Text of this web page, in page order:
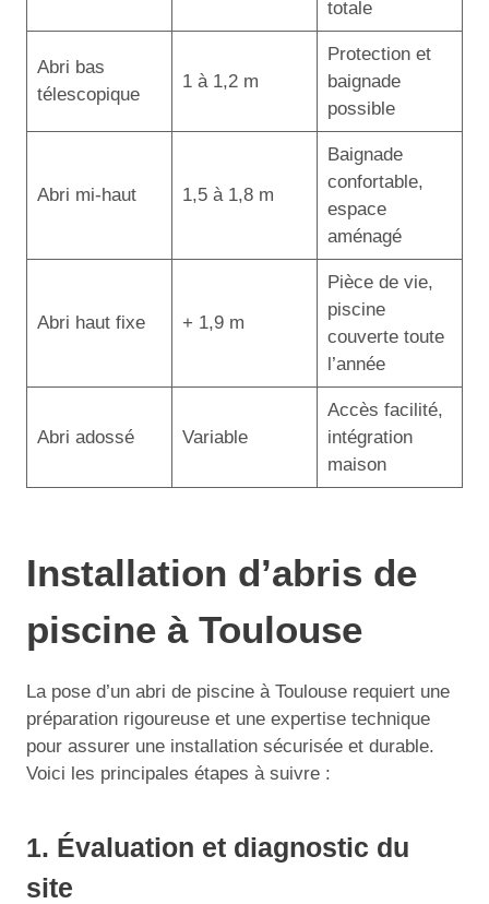
totale
Abri bas
télescopique
1 à 1,2 m
Protection et
baignade
possible
Abri mi-haut 1,5 à 1,8 m
Baignade
confortable,
espace
aménagé
Abri haut fixe + 1,9 m
Pièce de vie,
piscine
couverte toute
l’année
Abri adossé Variable
Accès facilité,
intégration
maison
Installation d’abris de
piscine à Toulouse
La pose d’un abri de piscine à Toulouse requiert une
préparation rigoureuse et une expertise technique
pour assurer une installation sécurisée et durable.
Voici les principales étapes à suivre :
1. Évaluation et diagnostic du
site